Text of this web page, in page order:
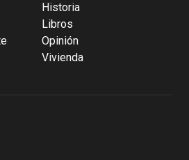
Historia
Libros
Opinión
Vivienda